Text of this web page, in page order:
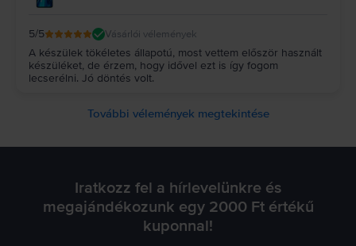
5/5 Vásárlói vélemények
A készülek tökéletes állapotú, most vettem először használt
készüléket, de érzem, hogy idővel ezt is így fogom
lecserélni. Jó döntés volt.
További vélemények megtekintése
Iratkozz fel a hírlevelünkre és
megajándékozunk egy 2000 Ft értékű
kuponnal!